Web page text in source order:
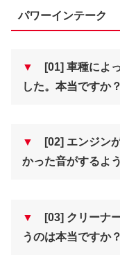
パワーインテーク
▼
[01] 車種によ
した。本当ですか？
▼
[02] エンジン
かった音がするよ
▼
[03] クリーナ
うのは本当ですか？